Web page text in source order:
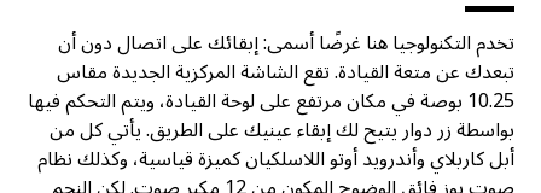
تخدم التكنولوجيا هنا غرضًا أسمى: إبقائك على اتصال دون أن
تبعدك عن متعة القيادة. تقع الشاشة المركزية الجديدة مقاس
10.25 بوصة في مكان مرتفع على لوحة القيادة، ويتم التحكم فيها
بواسطة زر دوار يتيح لك إبقاء عينيك على الطريق. يأتي كل من
أبل كاربلاي وأندرويد أوتو اللاسلكيان كميزة قياسية، وكذلك نظام